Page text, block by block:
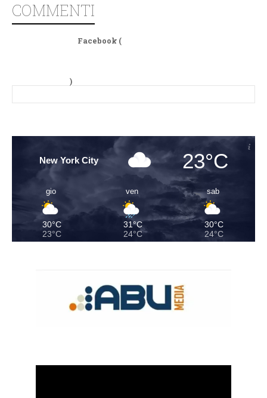
COMMENTI
Facebook (
)
New York City 23°C
gio
30°C
23°C
ven
31°C
24°C
sab
30°C
24°C